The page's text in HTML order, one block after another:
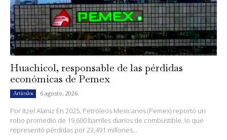
Huachicol, responsable de las pérdidas
económicas de Pemex
Artículos 6 agosto, 2026
Por Itzel Alaniz En 2025, Petróleos Mexicanos (Pemex) reportó un
robo promedio de 19,600 barriles diarios de combustible, lo que
representó pérdidas por 23,491 millones...